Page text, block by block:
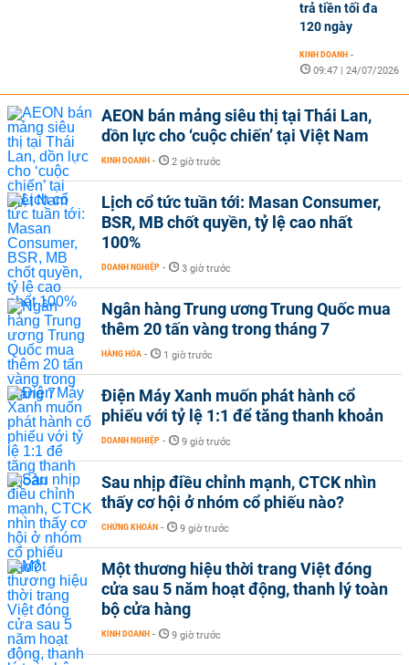
trả tiền tối đa
120 ngày
KINH DOANH -
09:47 | 24/07/2026
AEON bán mảng siêu thị tại Thái Lan,
dồn lực cho ‘cuộc chiến’ tại Việt Nam
KINH DOANH - 2 giờ trước
Lịch cổ tức tuần tới: Masan Consumer,
BSR, MB chốt quyền, tỷ lệ cao nhất
100%
DOANH NGHIỆP - 3 giờ trước
Ngân hàng Trung ương Trung Quốc mua
thêm 20 tấn vàng trong tháng 7
HÀNG HÓA - 1 giờ trước
Điện Máy Xanh muốn phát hành cổ
phiếu với tỷ lệ 1:1 để tăng thanh khoản
DOANH NGHIỆP - 9 giờ trước
Sau nhịp điều chỉnh mạnh, CTCK nhìn
thấy cơ hội ở nhóm cổ phiếu nào?
CHỨNG KHOÁN - 9 giờ trước
Một thương hiệu thời trang Việt đóng
cửa sau 5 năm hoạt động, thanh lý toàn
bộ cửa hàng
KINH DOANH - 9 giờ trước